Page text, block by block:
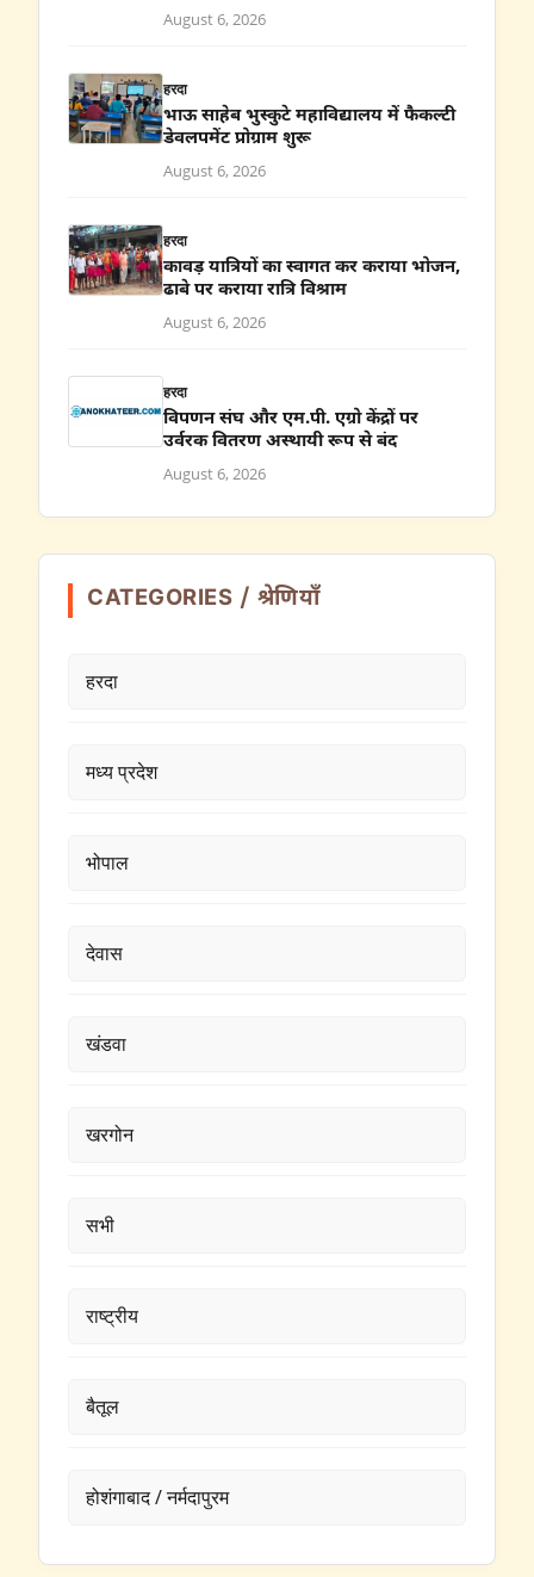
August 6, 2026
हरदा
भाऊ साहेब भुस्कुटे महाविद्यालय में फैकल्टी
डेवलपमेंट प्रोग्राम शुरू
August 6, 2026
हरदा
कावड़ यात्रियों का स्वागत कर कराया भोजन,
ढाबे पर कराया रात्रि विश्राम
August 6, 2026
हरदा
विपणन संघ और एम.पी. एग्रो केंद्रों पर
उर्वरक वितरण अस्थायी रूप से बंद
August 6, 2026
CATEGORIES / श्रेणियाँ
हरदा
मध्य प्रदेश
भोपाल
देवास
खंडवा
खरगोन
सभी
राष्ट्रीय
बैतूल
होशंगाबाद / नर्मदापुरम